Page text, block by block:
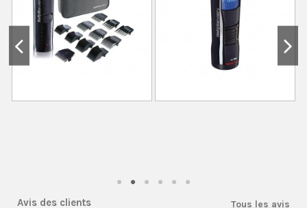
Avis des clients Tous les avis